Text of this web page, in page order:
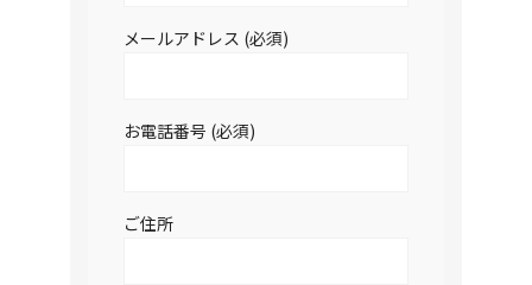
メールアドレス (必須)
お電話番号 (必須)
ご住所